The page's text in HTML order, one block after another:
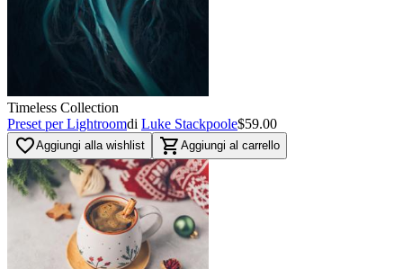
Timeless Collection
Preset per Lightroomdi Luke Stackpoole$59.00
favorite_borderAggiungi alla wishlist shopping_cart Aggiungi al carrello